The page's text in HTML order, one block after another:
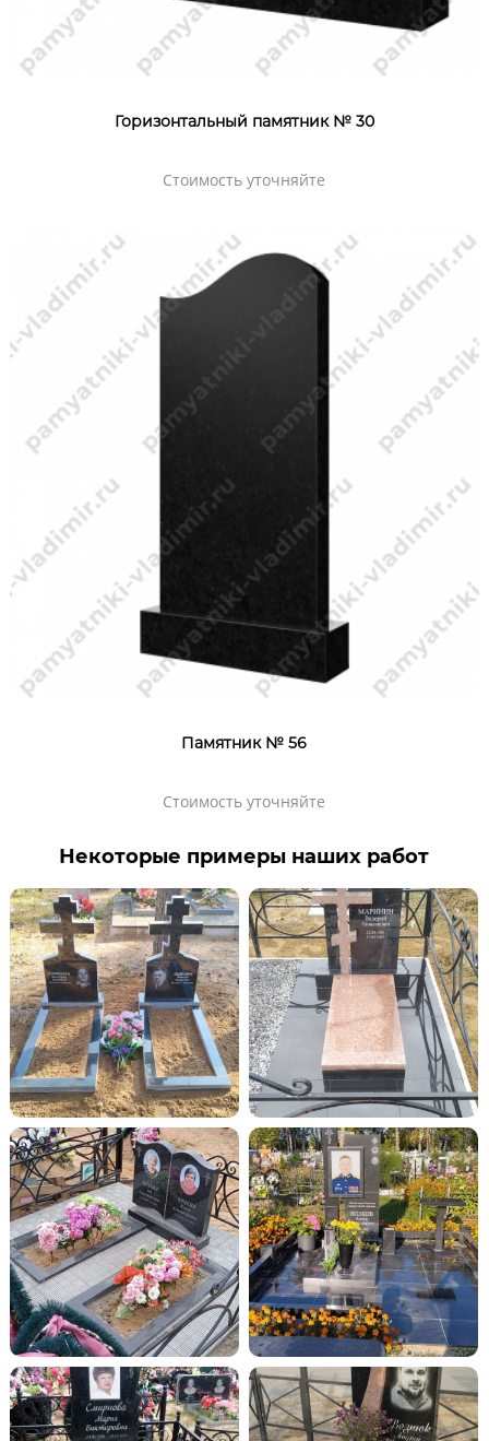
Горизонтальный памятник № 30
Стоимость уточняйте
Памятник № 56
Стоимость уточняйте
Некоторые примеры наших работ